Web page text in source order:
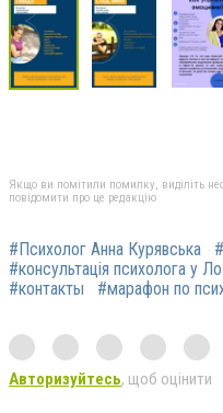
Якщо ви помітили помилку, виділіть
повідомити про це редакцію
#Психолог Анна Курявська
#консультація психолога у
#контакты
#марафон по
Авторизуйтесь, щоб оцінити